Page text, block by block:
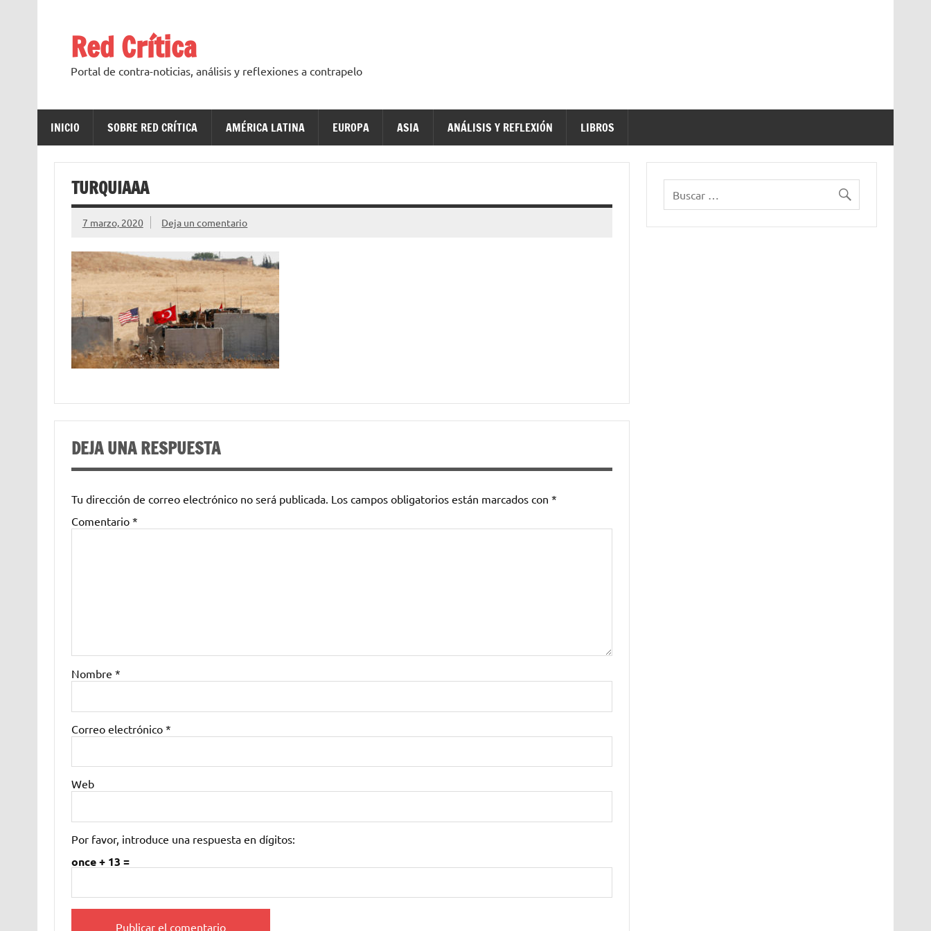
Red Crítica
Portal de contra-noticias, análisis y reflexiones a contrapelo
INICIO SOBRE RED CRÍTICA AMÉRICA LATINA EUROPA ASIA ANÁLISIS Y REFLEXIÓN LIBROS
TURQUIAAA
7 marzo, 2020 Deja un comentario
DEJA UNA RESPUESTA
Tu dirección de correo electrónico no será publicada. Los campos obligatorios están marcados con *
Comentario *
Nombre *
Correo electrónico *
Web
Por favor, introduce una respuesta en dígitos:
once + 13 =